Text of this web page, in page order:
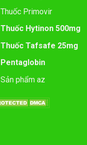
Thuốc Primovir
Thuốc Hytinon 500mg
Thuốc Tafsafe 25mg
Pentaglobin
Sản phẩm az